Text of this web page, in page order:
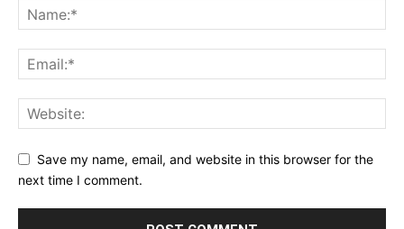
Save my name, email, and website in this browser for the
next time I comment.